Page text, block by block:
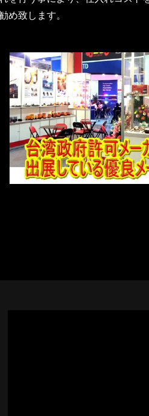
め致します。